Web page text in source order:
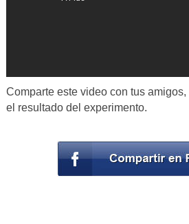
Comparte este video con tus
el resultado del experimento.